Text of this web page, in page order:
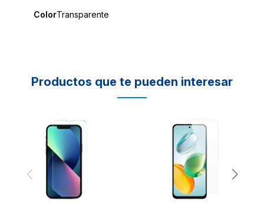
ColorTransparente
Productos que te pueden interesar